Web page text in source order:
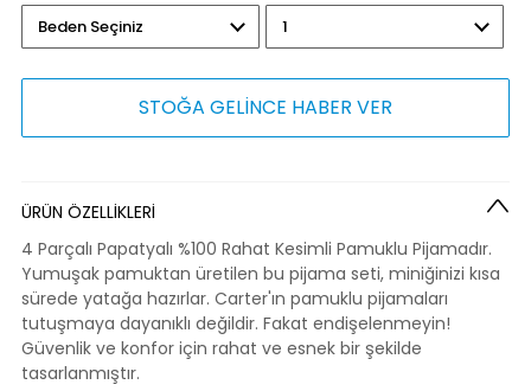
STOĞA GELİNCE HABER VER
ÜRÜN ÖZELLİKLERİ
4 Parçalı Papatyalı %100 Rahat Kesimli Pamuklu Pijamadır.
Yumuşak pamuktan üretilen bu pijama seti, miniğinizi kısa
sürede yatağa hazırlar. Carter'ın pamuklu pijamaları
tutuşmaya dayanıklı değildir. Fakat endişelenmeyin!
Güvenlik ve konfor için rahat ve esnek bir şekilde
tasarlanmıştır.